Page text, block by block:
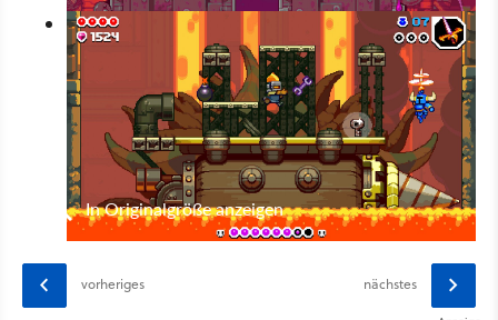
In Originalgröße anzeigen
vorheriges nächstes